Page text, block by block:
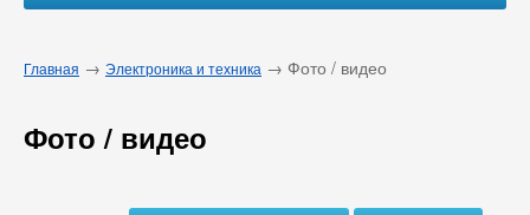
Главная → Электроника и техника → Фото / видео
Фото / видео